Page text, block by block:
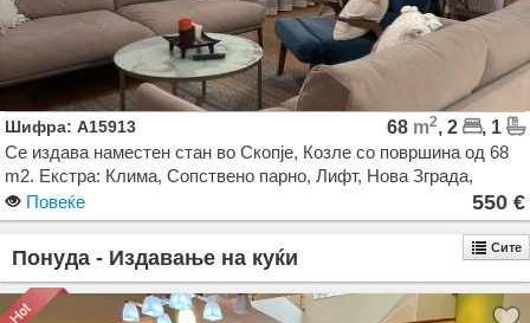
Шифра: A15913 68 m2, 2
, 1
Се издава наместен стан во Скопје, Козле со површина од 68
m2. Екстра: Клима, Сопствено парно, Лифт, Нова Зграда,
Паркинг. Цена: 550 EUR
Повеќе 550 €
Понуда - Издавање на куќи Сите